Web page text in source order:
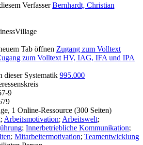
Verfasser Bernhardt, Christian
Tab öffnen Zugang zum Volltext
zum Volltext HV, IAG, IFA und IPA
dieser Systematik 995.000
9
1 Online-Ressource (300 Seiten)
; Arbeitsmotivation; Arbeitswelt;
; Innerbetriebliche Kommunikation;
; Mitarbeitermotivation; Teamentwicklung